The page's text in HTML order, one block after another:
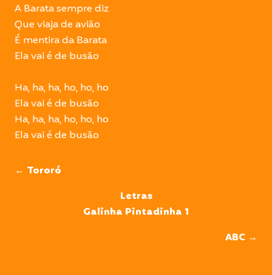
A Barata sempre diz
Que viaja de avião
É mentira da Barata
Ela vai é de busão
Ha, ha, ha, ho, ho, ho
Ela vai é de busão
Ha, ha, ha, ho, ho, ho
Ela vai é de busão
← Tororó
Letras
Galinha Pintadinha 1
ABC →